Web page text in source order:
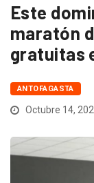
Este
maratón
gratuitas
ANTOFAGASTA
Octubre 14,